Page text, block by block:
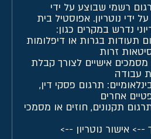
רשמי שבוצע על ידי
ידי נוטריון. אפוסטיל בית
נדרש במקרים כגון:
תעודות בגרות או דיפלומות
זרות
מסמכים אישיים לצורך קבלת
עבודה
: תרגום פסקי דין,
אחרים
תקנונים, חוזים או מסמכי
> אישור נוטריון -->